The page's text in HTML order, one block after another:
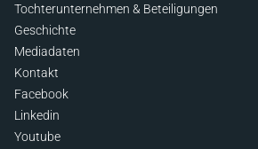
Tochterunternehmen & Beteiligungen
Geschichte
Mediadaten
Kontakt
Facebook
Linkedin
Youtube